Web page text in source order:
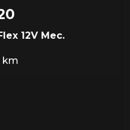
12V Mec.
km